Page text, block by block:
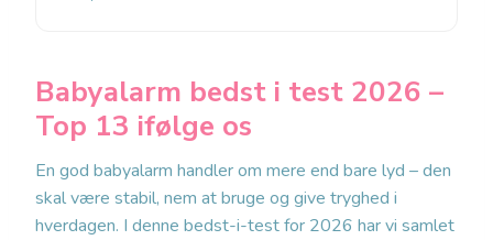
Babyalarm bedst i test 2026 –
Top 13 ifølge os
En god babyalarm handler om mere end bare lyd – den
skal være stabil, nem at bruge og give tryghed i
hverdagen. I denne bedst-i-test for 2026 har vi samlet